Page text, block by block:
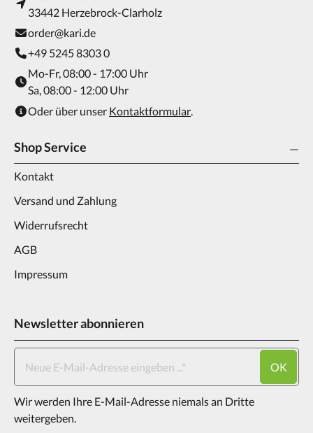
33442 Herzebrock-Clarholz
order@kari.de
+49 5245 8303 0
Mo-Fr, 08:00 - 17:00 Uhr
Sa, 08:00 - 12:00 Uhr
Oder über unser Kontaktformular.
Shop Service
Kontakt
Versand und Zahlung
Widerrufsrecht
AGB
Impressum
Newsletter abonnieren
OK
Wir werden Ihre E-Mail-Adresse niemals an Dritte
weitergeben.